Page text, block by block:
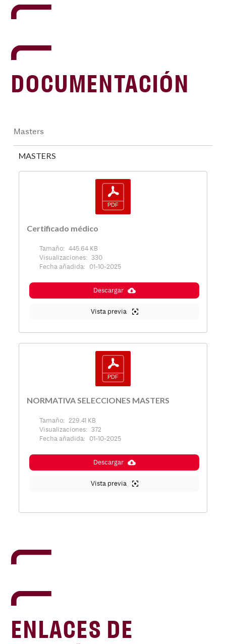
DOCUMENTACIÓN
Masters
MASTERS
Certificado médico
Tamaño: 445.64 KB
Visualizaciones: 330
Fecha añadida: 01-10-2025
Descargar
Vista previa
NORMATIVA SELECCIONES MASTERS
Tamaño: 229.41 KB
Visualizaciones: 372
Fecha añadida: 01-10-2025
Descargar
Vista previa
ENLACES DE